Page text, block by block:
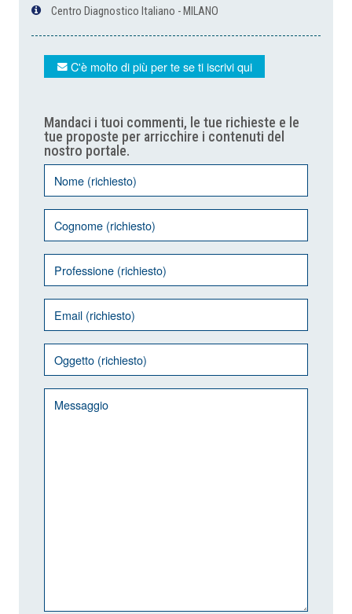
Centro Diagnostico Italiano - MILANO
C'è molto di più per te se ti iscrivi qui
Mandaci i tuoi commenti, le tue richieste e le
tue proposte per arricchire i contenuti del
nostro portale.